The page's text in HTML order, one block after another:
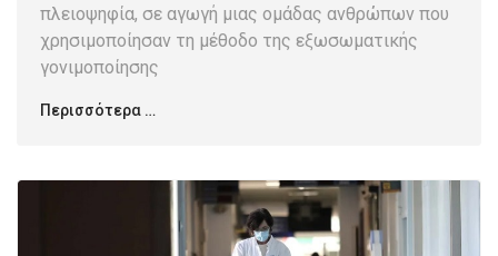
πλειοψηφία, σε αγωγή μιας ομάδας ανθρώπων που
χρησιμοποίησαν τη μέθοδο της εξωσωματικής
γονιμοποίησης
Περισσότερα …